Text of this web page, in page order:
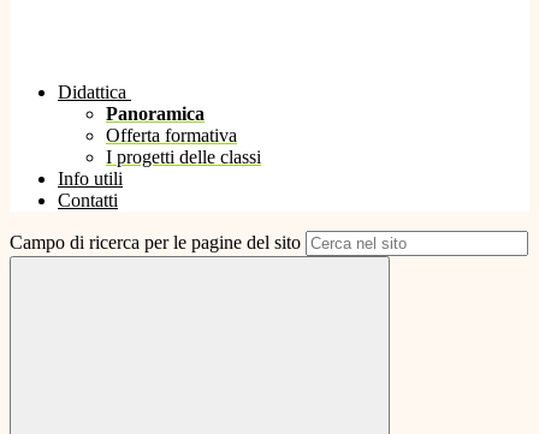
Didattica
Panoramica
Offerta formativa
I progetti delle classi
Info utili
Contatti
Campo di ricerca per le pagine del sito